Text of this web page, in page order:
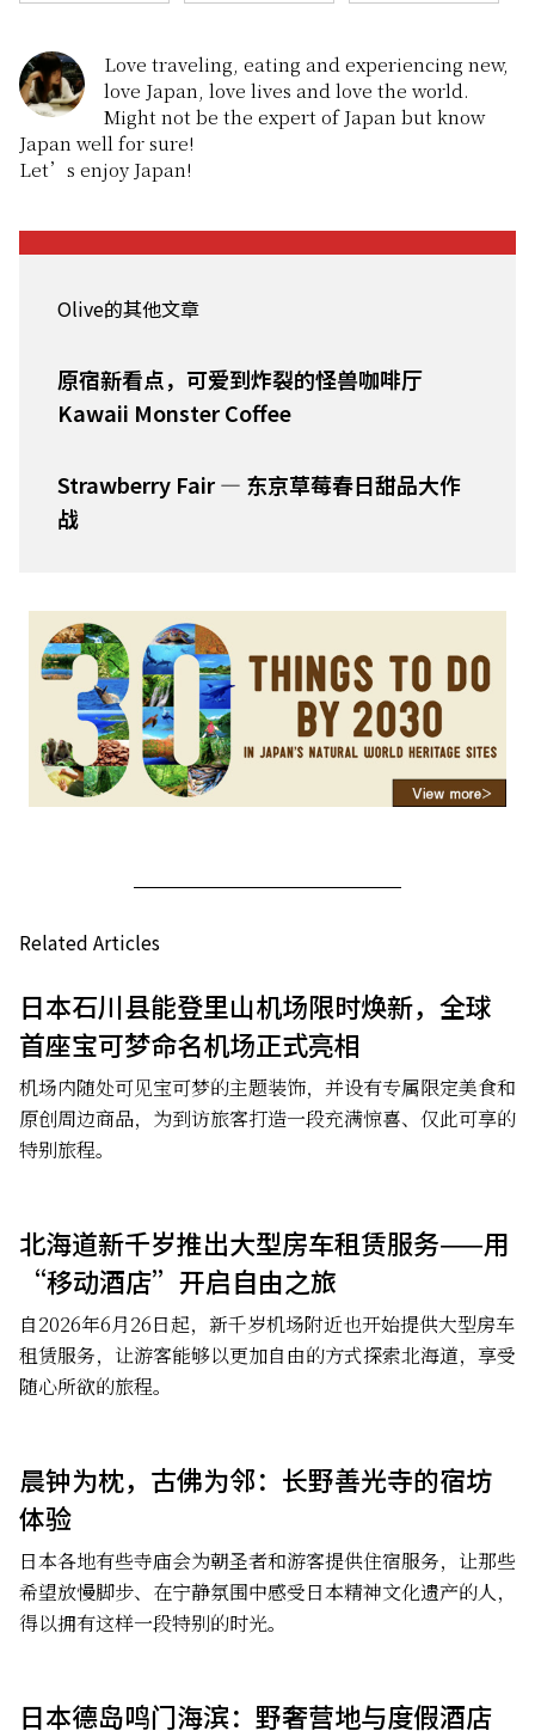
Love traveling, eating and experiencing new,
love Japan, love lives and love the world.
Might not be the expert of Japan but know
Japan well for sure!
Let’s enjoy Japan!
Olive的其他文章
原宿新看点，可爱到炸裂的怪兽咖啡厅
Kawaii Monster Coffee
Strawberry Fair — 东京草莓春日甜品大作
战
Related Articles
日本石川县能登里山机场限时焕新，全球
首座宝可梦命名机场正式亮相
机场内随处可见宝可梦的主题装饰，并设有专属限定美食和
原创周边商品，为到访旅客打造一段充满惊喜、仅此可享的
特别旅程。
北海道新千岁推出大型房车租赁服务——用
“移动酒店”开启自由之旅
自2026年6月26日起，新千岁机场附近也开始提供大型房车
租赁服务，让游客能够以更加自由的方式探索北海道，享受
随心所欲的旅程。
晨钟为枕，古佛为邻：长野善光寺的宿坊
体验
日本各地有些寺庙会为朝圣者和游客提供住宿服务，让那些
希望放慢脚步、在宁静氛围中感受日本精神文化遗产的人，
得以拥有这样一段特别的时光。
日本德岛鸣门海滨：野奢营地与度假酒店